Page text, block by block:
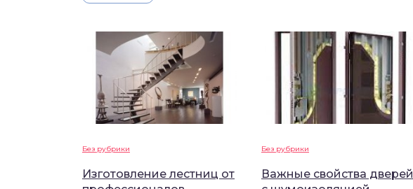
Без рубрики
Изготовление лестниц от
Без рубрики
Важные свойства дверей